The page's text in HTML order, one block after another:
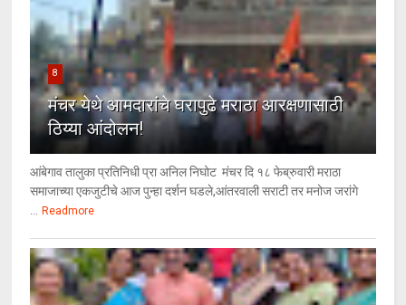
8
मंचर येथे आमदारांचे घरापुढे मराठा आरक्षणासाठी
ठिय्या आंदोलन!
आंबेगाव तालुका प्रतिनिधी प्रा अनिल निघोट मंचर दि १८ फेब्रुवारी मराठा
समाजाच्या एकजुटीचे आज पुन्हा दर्शन घडले,आंतरवाली सराटी तर मनोज जरांगे
... Readmore